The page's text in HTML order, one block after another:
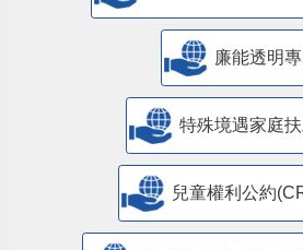
廉能透明
特殊境遇家庭
兒童權利公約